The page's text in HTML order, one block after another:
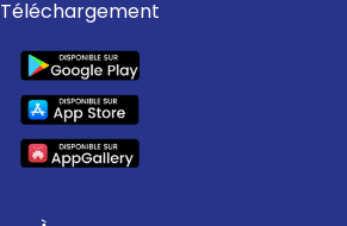
Téléchargement